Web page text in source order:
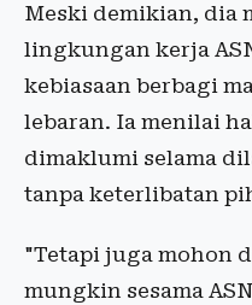
Meski demikian, dia
lingkungan kerja
kebiasaan berbagi
lebaran. Ia menilai
dimaklumi selama
tanpa keterlibatan
"Tetapi juga mohon
mungkin sesama